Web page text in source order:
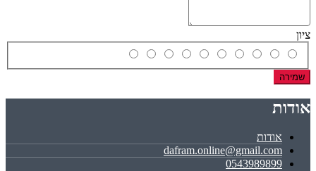
ציון
שמירה
אודות
אודות
dafram.online@gmail.com
0543989899